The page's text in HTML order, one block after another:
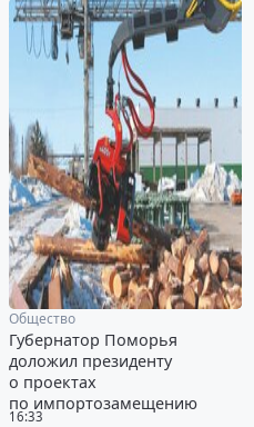
16:33
Общество
Губернатор Поморья
доложил президенту
о проектах
по импортозамещению